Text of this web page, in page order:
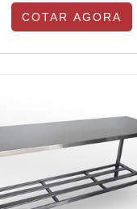
só lugar.Quando o
clínica
da GMT
COTAR AGORA